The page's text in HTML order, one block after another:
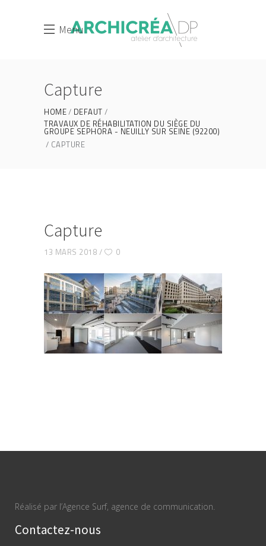
Menu
Capture
HOME
DEFAUT
TRAVAUX DE RÉHABILITATION DU SIÈGE DU
GROUPE SEPHORA - NEUILLY SUR SEINE (92200)
CAPTURE
Capture
13 MARS 2018 0
Réalisé par l’Agence Surf, agence de communication.
Contactez-nous